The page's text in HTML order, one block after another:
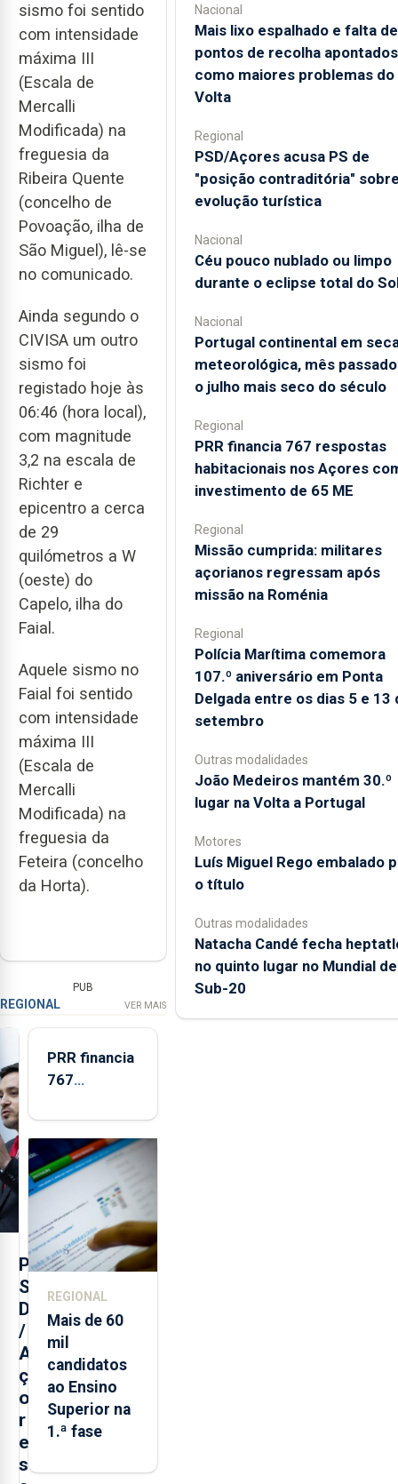
sismo foi sentido
com intensidade
máxima III
(Escala de
Mercalli
Modificada) na
freguesia da
Ribeira Quente
(concelho de
Povoação, ilha de
São Miguel), lê-se
no comunicado.
Ainda segundo o
CIVISA um outro
sismo foi
registado hoje às
06:46 (hora local),
com magnitude
3,2 na escala de
Richter e
epicentro a cerca
de 29
quilómetros a W
(oeste) do
Capelo, ilha do
Faial.
Aquele sismo no
Faial foi sentido
com intensidade
máxima III
(Escala de
Mercalli
Modificada) na
freguesia da
Feteira (concelho
da Horta).
PUB
REGIONAL VER MAIS
P
S
D
/
A
ç
o
r
e
s
PRR financia
767
habitacionais
nos Açores
com
investimento
de 65 ME
REGIONAL
Mais de 60
mil
candidatos
ao Ensino
Superior na
1.ª fase
Nacional
Mais lixo espalhado e falta de
pontos de recolha apontados
como maiores problemas do
Volta
Regional
PSD/Açores acusa PS de
"posição contraditória"
evolução turística
Nacional
Céu pouco nublado ou limpo
durante o eclipse total do
Nacional
Portugal continental em
meteorológica, mês
o julho mais seco do século
Regional
PRR financia 767 respostas
habitacionais nos Açores
investimento de 65 ME
Regional
Missão cumprida: militares
açorianos regressam após
missão na Roménia
Regional
Polícia Marítima comemora
107.º aniversário em Ponta
Delgada entre os dias 5 e 13
setembro
Outras modalidades
João Medeiros mantém 30.º
lugar na Volta a Portugal
Motores
Luís Miguel Rego embalado
o título
Outras modalidades
Natacha Candé fecha
no quinto lugar no Mundial de
Sub-20